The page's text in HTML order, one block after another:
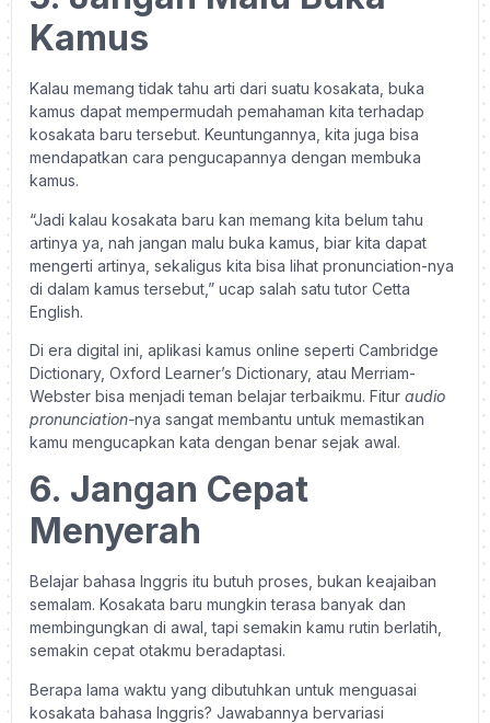
Kamus
Kalau memang tidak tahu arti dari suatu kosakata, buka
kamus dapat mempermudah pemahaman kita terhadap
kosakata baru tersebut. Keuntungannya, kita juga bisa
mendapatkan cara pengucapannya dengan membuka
kamus.
“Jadi kalau kosakata baru kan memang kita belum tahu
artinya ya, nah jangan malu buka kamus, biar kita dapat
mengerti artinya, sekaligus kita bisa lihat pronunciation-nya
di dalam kamus tersebut,” ucap salah satu tutor Cetta
English.
Di era digital ini, aplikasi kamus online seperti Cambridge
Dictionary, Oxford Learner’s Dictionary, atau Merriam-
Webster bisa menjadi teman belajar terbaikmu. Fitur audio
pronunciation-nya sangat membantu untuk memastikan
kamu mengucapkan kata dengan benar sejak awal.
6. Jangan Cepat
Menyerah
Belajar bahasa Inggris itu butuh proses, bukan keajaiban
semalam. Kosakata baru mungkin terasa banyak dan
membingungkan di awal, tapi semakin kamu rutin berlatih,
semakin cepat otakmu beradaptasi.
Berapa lama waktu yang dibutuhkan untuk menguasai
kosakata bahasa Inggris? Jawabannya bervariasi